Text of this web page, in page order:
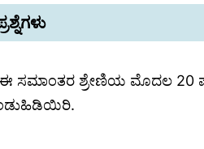
ಸಮಾಂತರ ಶ್ರೇಣಿಯ ಮೊದಲ 20